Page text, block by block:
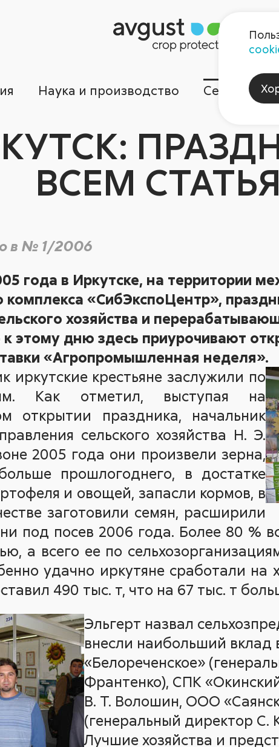
Наука и производство Сервисы
ВСЕМ
в № 1/2006
года в Иркутске, на территории
комплекса «СибЭкспоЦентр»,
хозяйства и
этому дню здесь приурочивают
«Агропромышленная неделя».
иркутские крестьяне заслужили по
Как отметил, выступая на
открытии праздника, начальник
сельского хозяйства Н. Э.
2005 года они произвели зерна,
прошлогоднего, в достатке
и овощей, запасли кормов, в
заготовили семян, расширили
под посев 2006 года. Более 80 %
а всего ее по
удачно иркутяне сработали на
490 тыс. т, что на 67 тыс. т
Эльгерт назвал
внесли наибольший
«Белореченское»
Франтенко), СПК
В. Т. Волошин, ООО
(генеральный директор С.
Лучшие хозяйства и